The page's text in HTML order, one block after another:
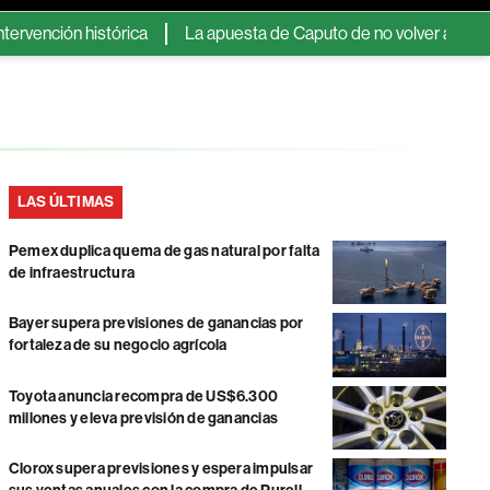
histórica La apuesta de Caputo de no volver a Wall Street
LAS ÚLTIMAS
Pemex duplica quema de gas natural por falta
de infraestructura
Bayer supera previsiones de ganancias por
fortaleza de su negocio agrícola
Toyota anuncia recompra de US$6.300
millones y eleva previsión de ganancias
Clorox supera previsiones y espera impulsar